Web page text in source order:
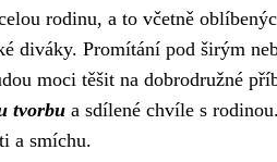
rodinu, a to včetně
diváky. Promítání pod širým
moci těšit na dobrodružné
tvorbu a sdílené chvíle s
a smíchu.